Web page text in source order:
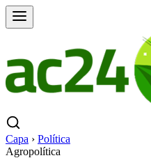
Capa › Política
Agropolítica